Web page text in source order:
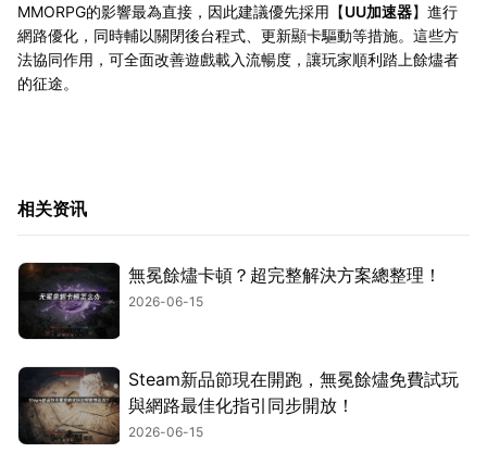
MMORPG的影響最為直接，因此建議優先採用【UU加速器】進行
網路優化，同時輔以關閉後台程式、更新顯卡驅動等措施。這些方
法協同作用，可全面改善遊戲載入流暢度，讓玩家順利踏上餘燼者
的征途。
相关资讯
無冕餘燼卡頓？超完整解決方案總整理！
2026-06-15
Steam新品節現在開跑，無冕餘燼免費試玩
與網路最佳化指引同步開放！
2026-06-15